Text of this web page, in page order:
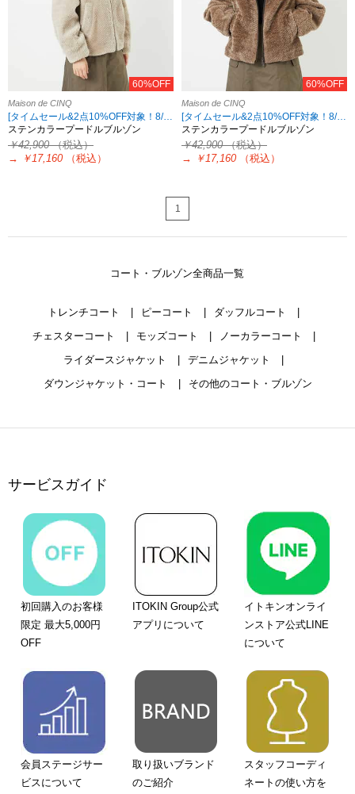
60%OFF
Maison de CINQ
[タイムセール&2点10%OFF対象！8/17 8:59まで アウトレット限定]
ステンカラープードルブルゾン
￥42,900（税込）
→
￥17,160 （税込）
60%OFF
Maison de CINQ
[タイムセール&2点10%OFF対象！8/17 8:59まで アウトレット限定]
ステンカラープードルブルゾン
￥42,900（税込）
→
￥17,160 （税込）
1
コート・ブルゾン全商品一覧
トレンチコート ピーコート
ダッフルコート
チェスターコート
モッズコート
ノーカラーコート
ライダースジャケット
デニムジャケット
ダウンジャケット・コート
その他のコート・ブルゾン
サービスガイド
初回購入のお客様
限定 最大5,000円
OFF
ITOKIN Group公式
アプリについて
イトキンオンライ
ンストア公式LINE
について
会員ステージサー
ビスについて
取り扱いブランド
のご紹介
スタッフコーディ
ネートの使い方を